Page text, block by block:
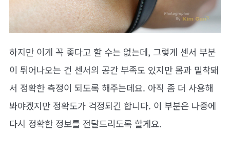
하지만 이게 꼭 좋다고 할 수는 없는데, 그렇게 센서 부분
이 튀어나오는 건 센서의 공간 부족도 있지만 몸과 밀착돼
서 정확한 측정이 되도록 해주는데요. 아직 좀 더 사용해
봐야겠지만 정확도가 걱정되긴 합니다. 이 부분은 나중에
다시 정확한 정보를 전달드리도록 할게요.